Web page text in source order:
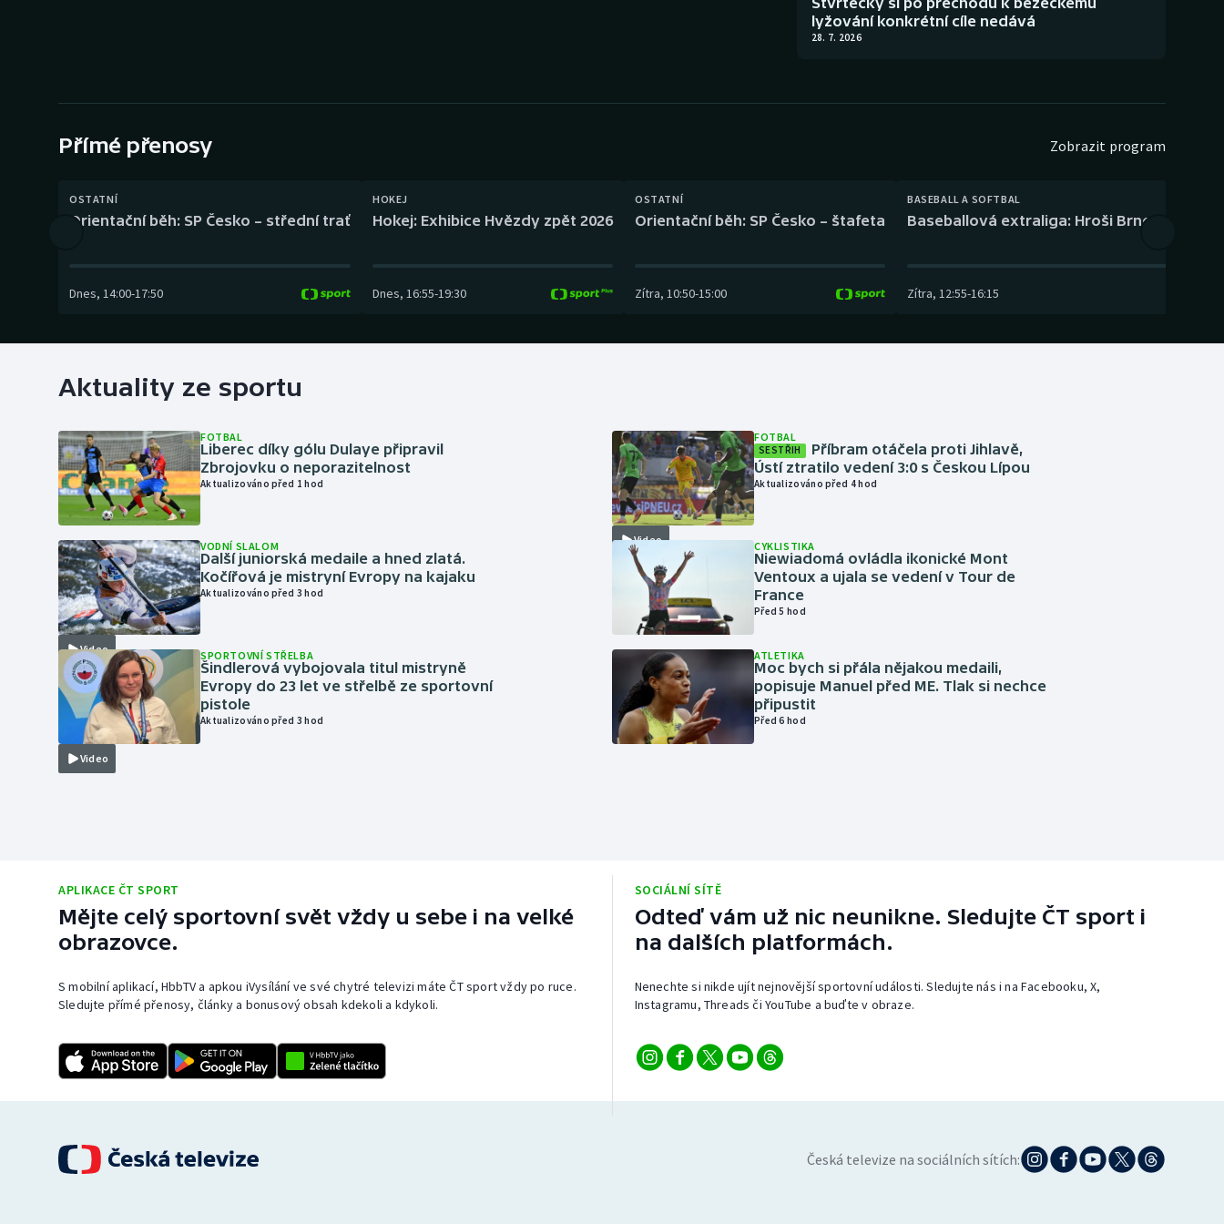
Gymnastika Plážový volejbal
lyžování konkrétní cíle nedává
28. 7. 2026
Přímé přenosy Zobrazit program
OSTATNÍ
Orientační běh: SP Česko – střední trať
Dnes, 14:00-17:50
HOKEJ
Hokej: Exhibice Hvězdy zpět 2026
Dnes, 16:55-19:30
OSTATNÍ
Orientační běh: SP Česko – štafeta
Zítra, 10:50-15:00
BASEBALL A SOFTBAL
Baseballová extraliga: Hroši Brno – Eagles
Zítra, 12:55-16:15
Aktuality ze sportu
FOTBAL
Liberec díky gólu Dulaye připravil
Zbrojovku o neporazitelnost
Aktualizováno před 1 hod
Video
VODNÍ SLALOM
Další juniorská medaile a hned zlatá.
Kočířová je mistryní Evropy na kajaku
Aktualizováno před 3 hod
Video
SPORTOVNÍ STŘELBA
Šindlerová vybojovala titul mistryně
Evropy do 23 let ve střelbě ze sportovní
pistole
Aktualizováno před 3 hod
Video
FOTBAL
SESTŘIH
Příbram otáčela proti Jihlavě,
Ústí ztratilo vedení 3:0 s Českou Lípou
Aktualizováno před 4 hod
CYKLISTIKA
Niewiadomá ovládla ikonické Mont
Ventoux a ujala se vedení v Tour de
France
Před 5 hod
ATLETIKA
Moc bych si přála nějakou medaili,
popisuje Manuel před ME. Tlak si nechce
připustit
Před 6 hod
APLIKACE ČT SPORT
Mějte celý sportovní svět vždy u sebe i na velké
obrazovce.
S mobilní aplikací, HbbTV a apkou iVysílání ve své chytré televizi máte ČT sport vždy po ruce.
Sledujte přímé přenosy, články a bonusový obsah kdekoli a kdykoli.
SOCIÁLNÍ SÍTĚ
Odteď vám už nic neunikne. Sledujte ČT sport i
na dalších platformách.
Nenechte si nikde ujít nejnovější sportovní události. Sledujte nás i na Facebooku, X,
Instagramu, Threads či YouTube a buďte v obraze.
Česká televize na sociálních sítích: